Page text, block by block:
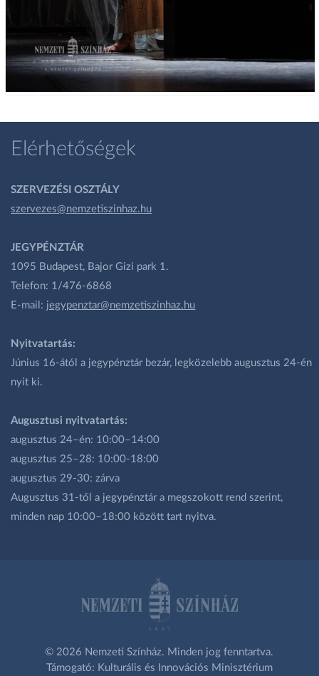
Elérhetőségek
SZERVEZÉSI OSZTÁLY
szervezes@nemzetiszinhaz.hu
JEGYPÉNZTÁR
1095 Budapest, Bajor Gizi park 1.
Telefon: 1/476-6868
E-mail: jegypenztar@nemzetiszinhaz.hu
Nyitvatartás:
Június 16-ától a jegypénztár bezár, legközelebb augusztus 24-én
nyit ki.
Augusztusi nyitvatartás:
augusztus 24–én: 10:00–14:00
augusztus 25–28: 10:00-18:00
augusztus 29-30: zárva
Augusztus 31-től a jegypénztár a megszokott rend szerint,
minden nap 10:00–18:00 között tart nyitva.
© 2026 Nemzeti Színház. Minden jog fenntartva.
Támogató: Kulturális és Innovációs Minisztérium